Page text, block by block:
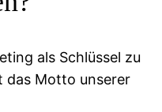
als Schlüssel zu
das Motto unserer